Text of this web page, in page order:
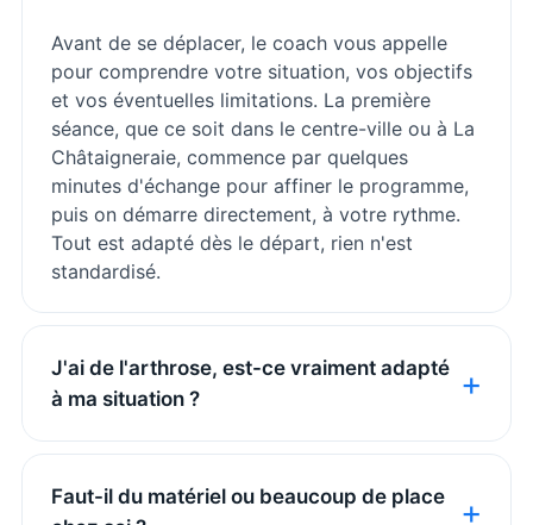
Avant de se déplacer, le coach vous appelle
pour comprendre votre situation, vos objectifs
et vos éventuelles limitations. La première
séance, que ce soit dans le centre-ville ou à La
Châtaigneraie, commence par quelques
minutes d'échange pour affiner le programme,
puis on démarre directement, à votre rythme.
Tout est adapté dès le départ, rien n'est
standardisé.
J'ai de l'arthrose, est-ce vraiment adapté
à ma situation ?
Faut-il du matériel ou beaucoup de place